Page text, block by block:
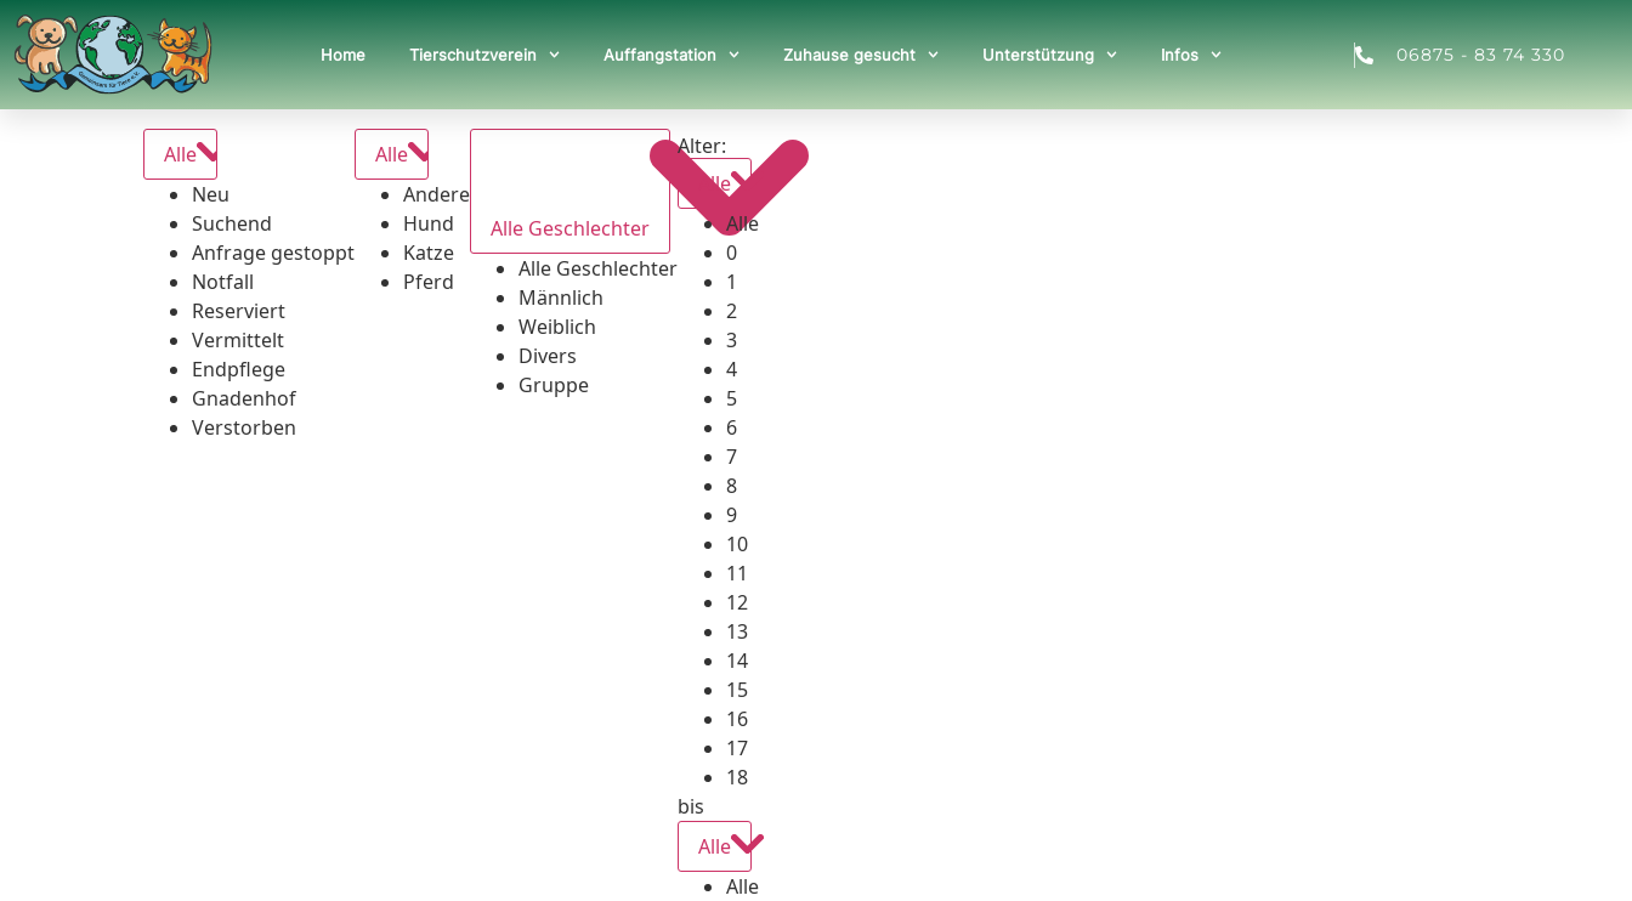
Home Tierschutzverein Auffangstation Zuhause gesucht Unterstützung Infos 06875 - 83 74 330
Alle
Neu
Suchend
Anfrage gestoppt
Notfall
Reserviert
Vermittelt
Endpflege
Gnadenhof
Verstorben
Alle
Andere
Hund
Katze
Pferd
Alle Geschlechter
Alle Geschlechter
Männlich
Weiblich
Divers
Gruppe
Alter:
Alle
Alle
0
1
2
3
4
5
6
7
8
9
10
11
12
13
14
15
16
17
18
bis
Alle
Alle